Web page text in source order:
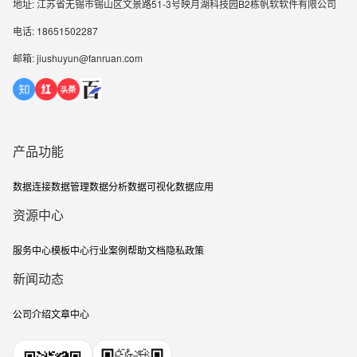
地址: 江苏省无锡市锡山区文景路51-3号映月湖科技园B2栋帆软软件有限公司
电话: 18651502287
邮箱: jiushuyun@fanruan.com
产品功能
数据连接数据管理数据分析数据可视化数据应用
资源中心
服务中心模板中心行业案例帮助文档隐私政策
新闻动态
公司介绍文章中心